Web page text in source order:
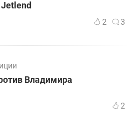
2 3
Владимира
2